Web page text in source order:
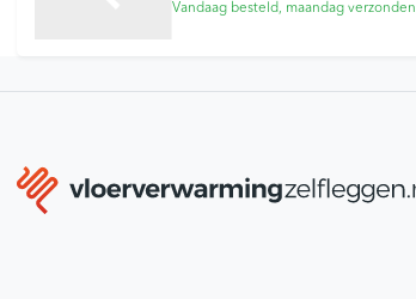
Vandaag besteld, maandag verzonden